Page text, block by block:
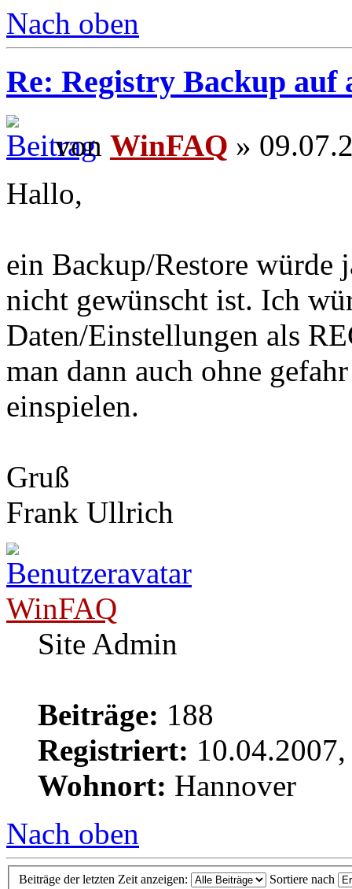
Nach oben
Re: Registry Backup auf
von WinFAQ »
Hallo,
ein Backup/Restore würde
nicht gewünscht ist. Ich
Daten/Einstellungen als
man dann auch ohne
einspielen.
Gruß
Frank Ullrich
WinFAQ
Site Admin
Beiträge: 188
Registriert:
Wohnort: Hannover
Nach oben
Beiträge der letzten Zeit anzeigen: Sortiere nach